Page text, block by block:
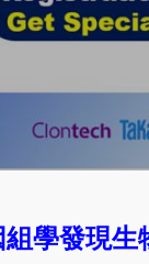
學發現生